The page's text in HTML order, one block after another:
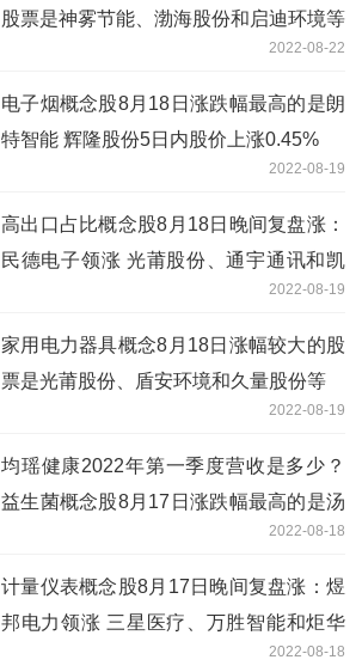
股票是神雾节能、渤海股份和启迪环境等
2022-08-22
电子烟概念股8月18日涨跌幅最高的是朗
特智能 辉隆股份5日内股价上涨0.45%
2022-08-19
高出口占比概念股8月18日晚间复盘涨：
民德电子领涨 光莆股份、通宇通讯和凯
2022-08-19
家用电力器具概念8月18日涨幅较大的股
票是光莆股份、盾安环境和久量股份等
2022-08-19
均瑶健康2022年第一季度营收是多少？
益生菌概念股8月17日涨跌幅最高的是汤
2022-08-18
计量仪表概念股8月17日晚间复盘涨：煜
邦电力领涨 三星医疗、万胜智能和炬华
2022-08-18